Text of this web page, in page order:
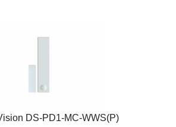
DS-PD1-MC-WWS(P)